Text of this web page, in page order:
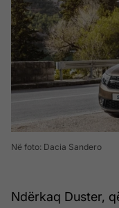
Në foto: Dacia Sandero
Ndërkaq Duster,